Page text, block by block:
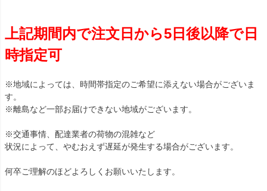
上記期間内で注文日から5日後以降で日
時指定可
※地域によっては、時間帯指定のご希望に添えない場合がございま
す。
※離島など一部お届けできない地域がございます。
※交通事情、配達業者の荷物の混雑など
状況によって、やむおえず遅延が発生する場合がございます。
何卒ご理解のほどよろしくお願いいたします。